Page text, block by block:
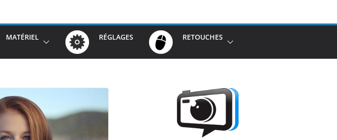
MATÉRIEL RÉGLAGES RETOUCHES